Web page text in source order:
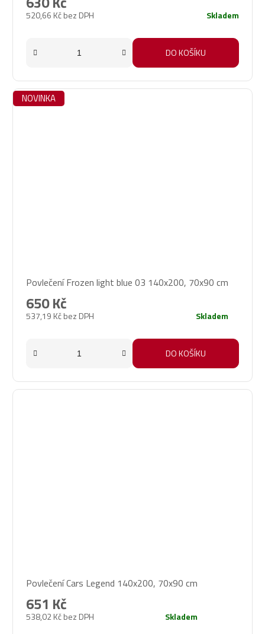
520,66 Kč bez DPH Skladem
DO KOŠÍKU
NOVINKA
Povlečení Frozen light blue 03 140x200, 70x90 cm
537,19 Kč bez DPH
650 Kč
Skladem
DO KOŠÍKU
Povlečení Cars Legend 140x200, 70x90 cm
538,02 Kč bez DPH
651 Kč
Skladem